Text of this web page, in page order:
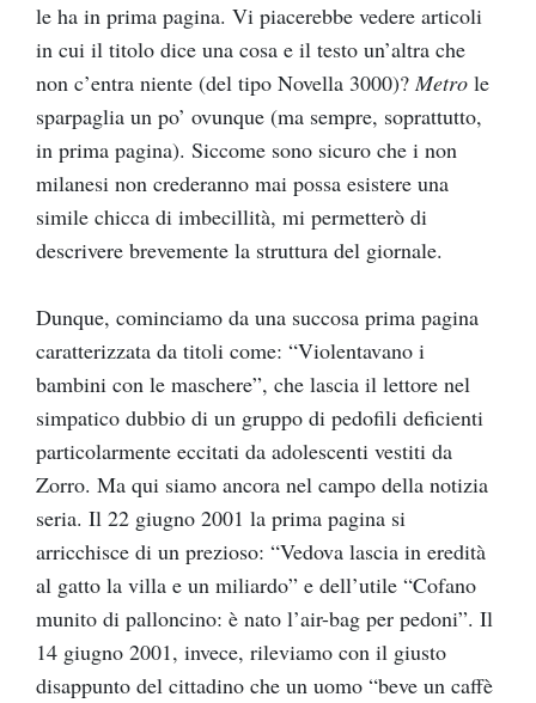
le ha in prima pagina. Vi piacerebbe vedere articoli
in cui il titolo dice una cosa e il testo un’altra che
non c’entra niente (del tipo Novella 3000)?Metro le
sparpaglia un po’ ovunque (ma sempre, soprattutto,
in prima pagina). Siccome sono sicuro che i non
milanesi non crederanno mai possa esistere una
simile chicca di imbecillità, mi permetterò di
descrivere brevemente la struttura del giornale.
Dunque, cominciamo da una succosa prima pagina
caratterizzata da titoli come: “Violentavano i
bambini con le maschere”, che lascia il lettore nel
simpatico dubbio di un gruppo di pedofili deficienti
particolarmente eccitati da adolescenti vestiti da
Zorro. Ma qui siamo ancora nel campo della notizia
seria. Il 22 giugno 2001 la prima pagina si
arricchisce di un prezioso: “Vedova lascia in eredità
al gatto la villa e un miliardo” e dell’utile “Cofano
munito di palloncino: è nato l’air-bag per pedoni”. Il
14 giugno 2001, invece, rileviamo con il giusto
disappunto del cittadino che un uomo “beve un caffè